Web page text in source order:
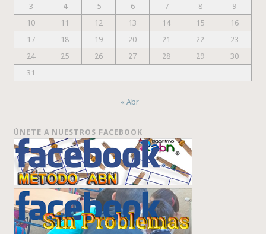
3
4 5 6 7 8
9
10
11 12 13 14 15
16
17
18 19 20 21 22
23
24
25 26 27 28 29
30
31
« Abr
ÚNETE A NUESTROS FACEBOOK